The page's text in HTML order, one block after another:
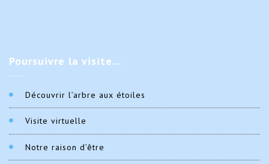
Poursuivre la visite…
Découvrir l’arbre aux étoiles
Visite virtuelle
Notre raison d’être